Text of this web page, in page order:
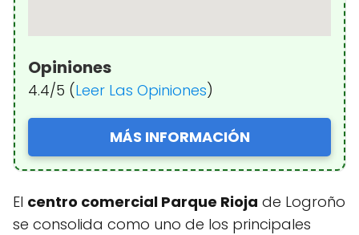
Opiniones
4.4/5 (Leer Las Opiniones)
MÁS INFORMACIÓN
El centro comercial Parque Rioja de Logroño
se consolida como uno de los principales